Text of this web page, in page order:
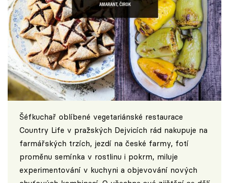
Šéfkuchař oblíbené vegetariánské restaurace
Country Life v pražských Dejvicích rád nakupuje na
farmářských trzích, jezdí na české farmy, fotí
proměnu semínka v rostlinu i pokrm, miluje
experimentování v kuchyni a objevování nových